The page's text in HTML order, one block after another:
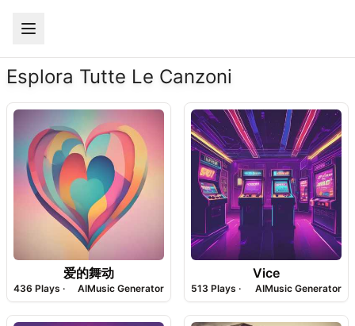
Esplora Tutte Le Canzoni
爱的舞动
436 Plays · AIMusic Generator
Vice
513 Plays · AIMusic Generator